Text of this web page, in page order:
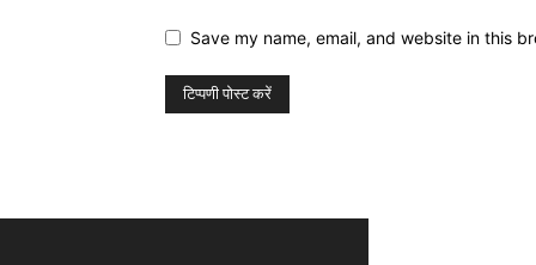
Save my name, email, and website in this